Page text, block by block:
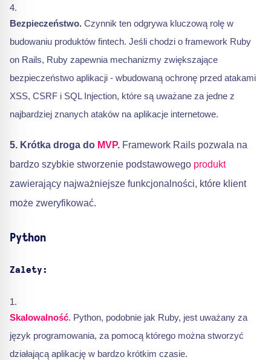
Bezpieczeństwo. Czynnik ten odgrywa kluczową rolę w
budowaniu produktów fintech. Jeśli chodzi o framework Ruby
on Rails, Ruby zapewnia mechanizmy zwiększające
bezpieczeństwo aplikacji - wbudowaną ochronę przed atakami
XSS, CSRF i SQL Injection, które są uważane za jedne z
najbardziej znanych ataków na aplikacje internetowe.
5. Krótka droga do MVP. Framework Rails pozwala na
bardzo szybkie stworzenie podstawowego produkt
zawierający najważniejsze funkcjonalności, które klient
może zweryfikować.
Python
Zalety :
Skalowalność. Python, podobnie jak Ruby, jest uważany za
język programowania, za pomocą którego można stworzyć
działającą aplikację w bardzo krótkim czasie.